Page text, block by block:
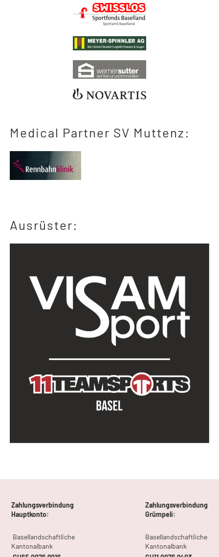
Medical Partner SV Muttenz:
Ausrüster:
Zahlungsverbindung
Hauptkonto:
Zahlungsverbindung
Grümpeli:
Basellandschaftliche
Kantonalbank
Basellandschaftliche
Kantonalbank